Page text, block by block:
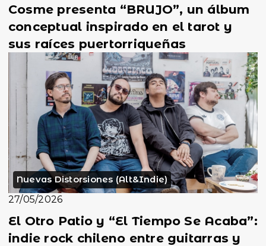
Cosme presenta “BRUJO”, un álbum
conceptual inspirado en el tarot y
sus raíces puertorriqueñas
Nuevas Distorsiones (Alt&Indie)
27/05/2026
El Otro Patio y “El Tiempo Se Acaba”:
indie rock chileno entre guitarras y